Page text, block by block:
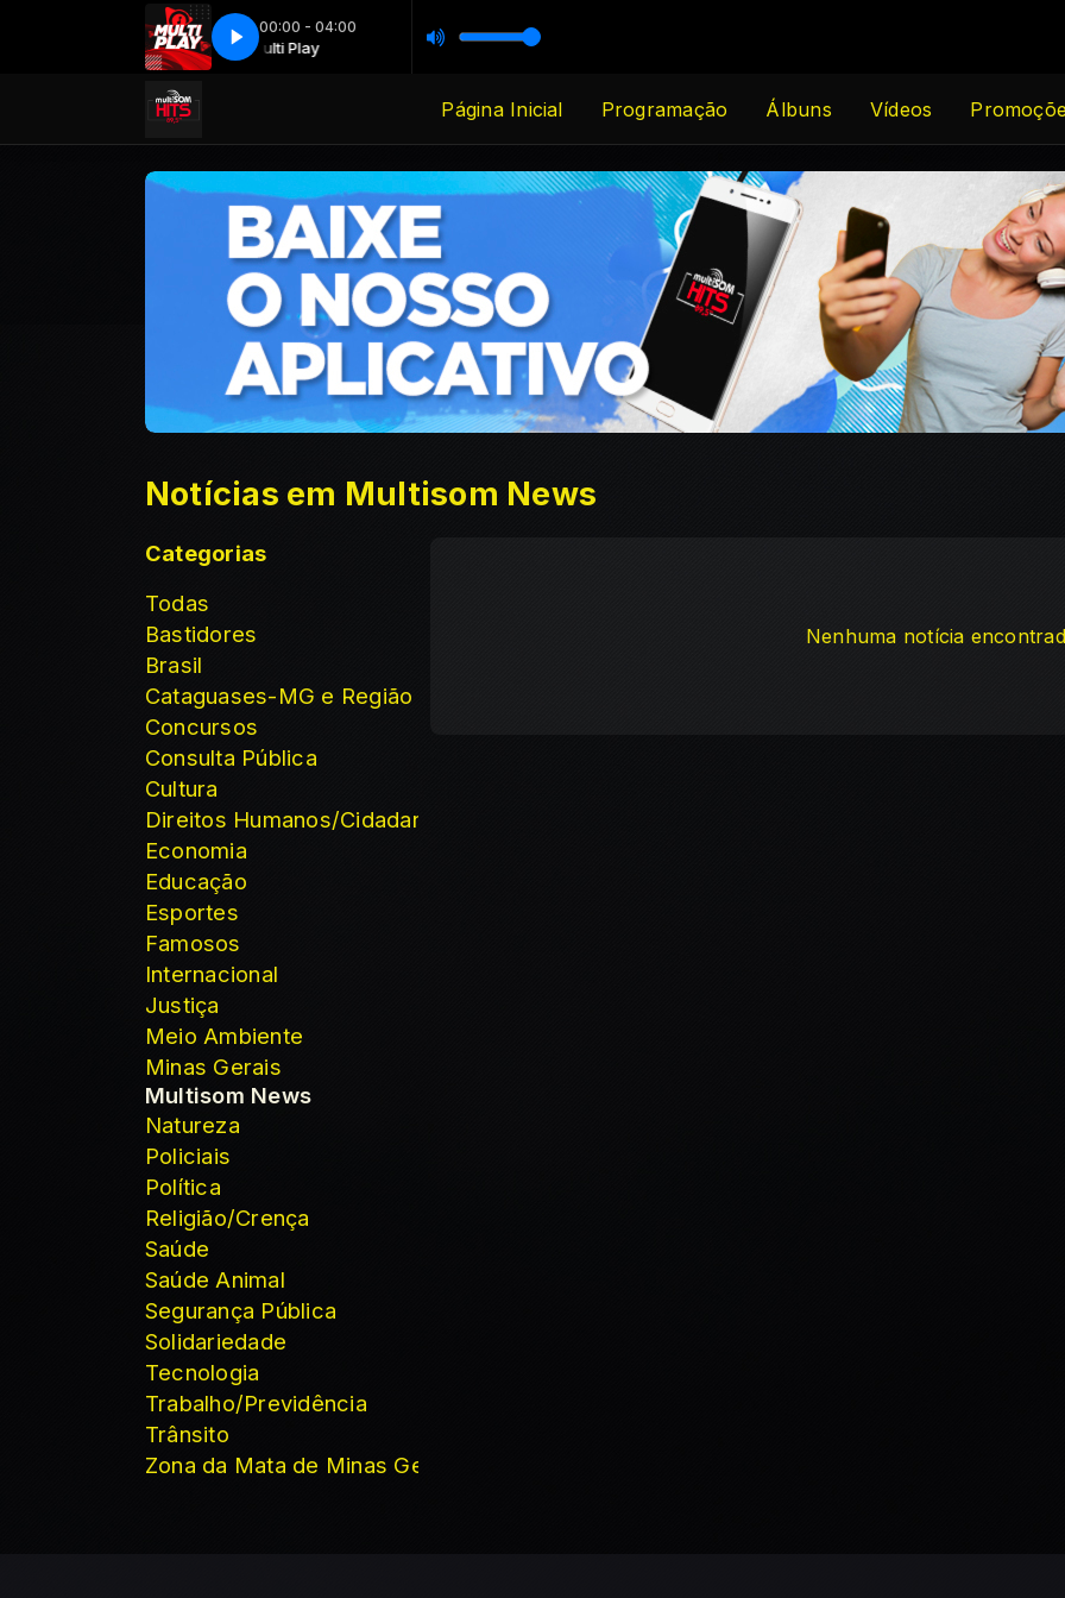
00:00 - 04:00
Multi Play Multi Play
Página Inicial Programação Álbuns Vídeos
Notícias em Multisom News
Categorias
Todas
Bastidores
Brasil
Cataguases-MG e Região
Concursos
Consulta Pública
Cultura
Direitos Humanos/Cidadania
Economia
Educação
Esportes
Famosos
Internacional
Justiça
Meio Ambiente
Minas Gerais
Multisom News
Natureza
Policiais
Política
Religião/Crença
Saúde
Saúde Animal
Segurança Pública
Solidariedade
Tecnologia
Trabalho/Previdência
Trânsito
Zona da Mata de Minas Gerais
Nenhuma notícia